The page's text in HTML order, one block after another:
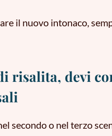
il nuovo intonaco,
risalita, devi
secondo o nel terzo